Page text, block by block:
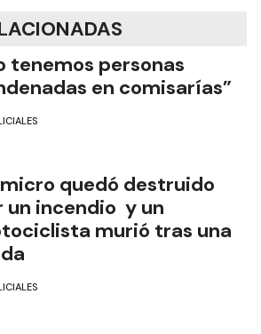
tenemos personas
en comisarías”
micro quedó destruido
un incendio y un
murió tras una